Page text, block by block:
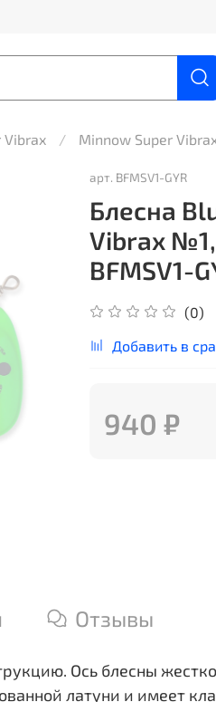
Vibrax Minnow Super
арт. BFMSV1-GYR
Блесна
Vibrax №1,
BFMSV1-
(0)
Добавить в
940 ₽
Отзывы
Ось блесны
латуни и имеет